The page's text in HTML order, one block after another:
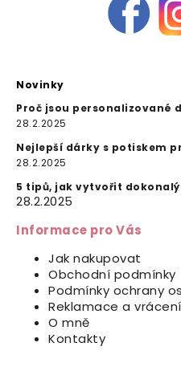
Novinky
Proč jsou personalizované
28.2.2025
Nejlepší dárky s potiskem
28.2.2025
5 tipů, jak vytvořit
28.2.2025
Informace pro Vás
Jak nakupovat
Obchodní podmínky
Podmínky ochrany
Reklamace a
O mně
Kontakty